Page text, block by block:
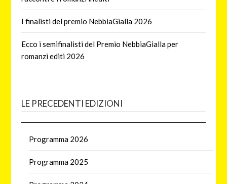
I finalisti del premio NebbiaGialla 2026
Ecco i semifinalisti del Premio NebbiaGialla per
romanzi editi 2026
LE PRECEDENTI EDIZIONI
Programma 2026
Programma 2025